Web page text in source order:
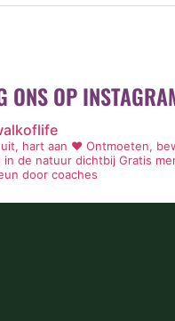
ONS OP
hart aan ❤️ Ontmoeten,
in de natuur dichtbij Gratis
door coaches